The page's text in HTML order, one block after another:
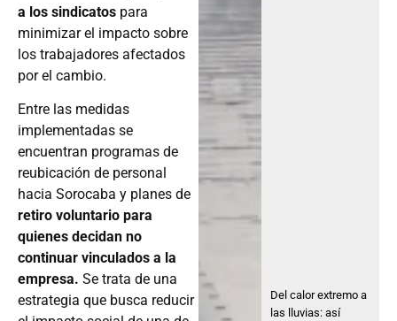
a los sindicatos para
minimizar el impacto sobre
los trabajadores afectados
por el cambio.
Entre las medidas
implementadas se
encuentran programas de
reubicación de personal
hacia Sorocaba y planes de
retiro voluntario para
quienes decidan no
continuar vinculados a la
empresa. Se trata de una
estrategia que busca reducir
Del calor extremo a
las lluvias: así